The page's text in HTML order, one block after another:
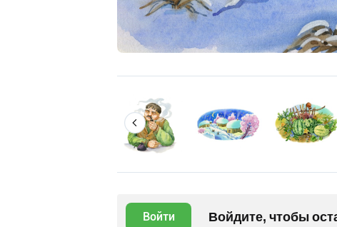
Войти Войдите, чтобы